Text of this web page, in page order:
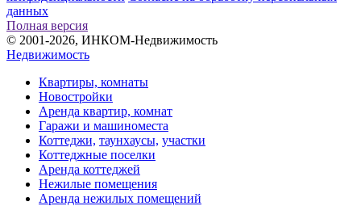
данных
Полная версия
© 2001-2026, ИНКОМ-Недвижимость
Недвижимость
Квартиры, комнаты
Новостройки
Аренда квартир, комнат
Гаражи и машиноместа
Коттеджи, таунхаусы, участки
Коттеджные поселки
Аренда коттеджей
Нежилые помещения
Аренда нежилых помещений